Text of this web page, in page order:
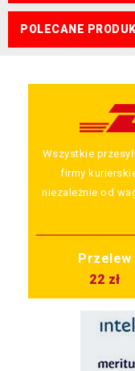
POLECANE
Wszystkie
firmy
niezależnie od
Przelew
22 zł